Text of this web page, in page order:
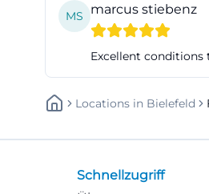
MS marcus stiebenz
Excellent conditions
Locations In Bielefeld
Schnellzugriff